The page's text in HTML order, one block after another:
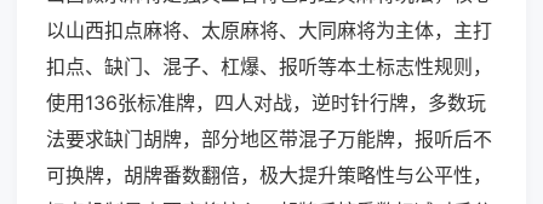
以山西扣点麻将、太原麻将、大同麻将为主体，主打
扣点、缺门、混子、杠爆、报听等本土标志性规则，
使用136张标准牌，四人对战，逆时针行牌，多数玩
法要求缺门胡牌，部分地区带混子万能牌，报听后不
可换牌，胡牌番数翻倍，极大提升策略性与公平性，